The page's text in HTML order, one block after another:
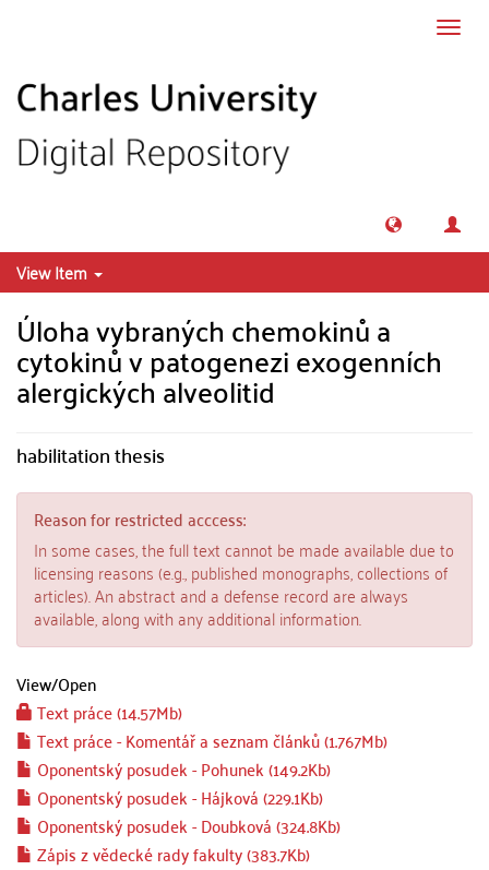
View Item
Úloha vybraných chemokinů a
cytokinů v patogenezi exogenních
alergických alveolitid
habilitation thesis
Reason for restricted acccess:
In some cases, the full text cannot be made available due to
licensing reasons (e.g., published monographs, collections of
articles). An abstract and a defense record are always
available, along with any additional information.
View/Open
Text práce (14.57Mb)
Text práce - Komentář a seznam článků (1.767Mb)
Oponentský posudek - Pohunek (149.2Kb)
Oponentský posudek - Hájková (229.1Kb)
Oponentský posudek - Doubková (324.8Kb)
Zápis z vědecké rady fakulty (383.7Kb)